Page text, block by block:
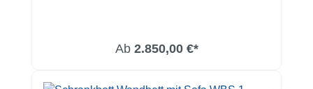
Ab 2.850,00 €*